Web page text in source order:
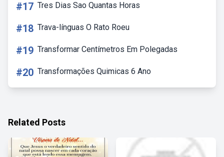
#17 Tres Dias Sao Quantas Horas
#18 Trava-línguas O Rato Roeu
#19 Transformar Centímetros Em Polegadas
#20 Transformações Quimicas 6 Ano
Related Posts